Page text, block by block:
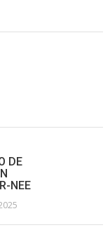
DE
NEE